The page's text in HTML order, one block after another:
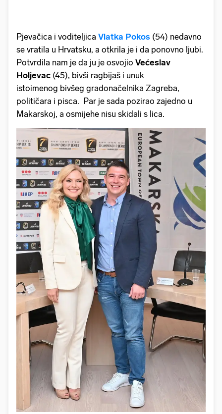
Pjevačica i voditeljica Vlatka Pokos (54) nedavno
se vratila u Hrvatsku, a otkrila je i da ponovno ljubi.
Potvrdila nam je da ju je osvojio Većeslav
Holjevac (45), bivši ragbijaš i unuk
istoimenog bivšeg gradonačelnika Zagreba,
političara i pisca. Par je sada pozirao zajedno u
Makarskoj, a osmijehe nisu skidali s lica.